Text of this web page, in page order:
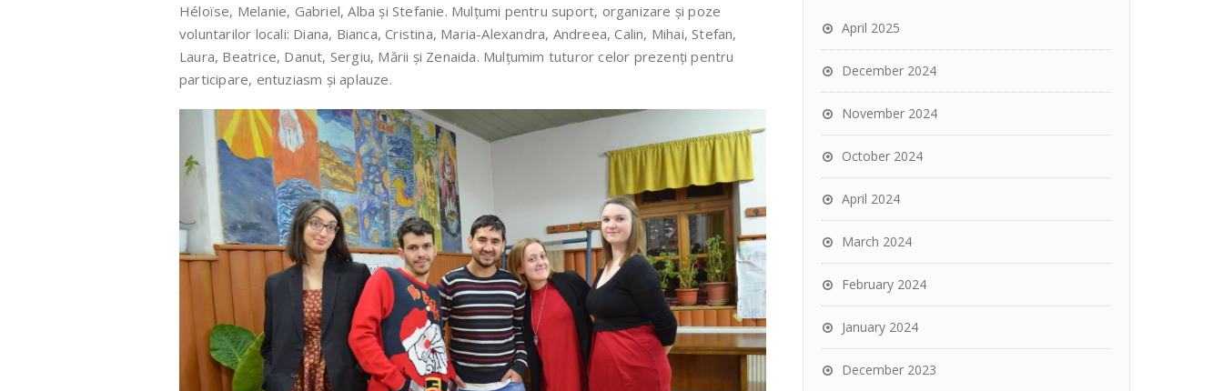
Héloïse, Melanie, Gabriel, Alba și Stefanie. Mulțumi pentru suport, organizare și poze
voluntarilor locali: Diana, Bianca, Cristina, Maria-Alexandra, Andreea, Calin, Mihai, Stefan,
Laura, Beatrice, Danut, Sergiu, Mării și Zenaida. Mulțumim tuturor celor prezenți pentru
participare, entuziasm și aplauze.
April 2025
December 2024
November 2024
October 2024
April 2024
March 2024
February 2024
January 2024
December 2023